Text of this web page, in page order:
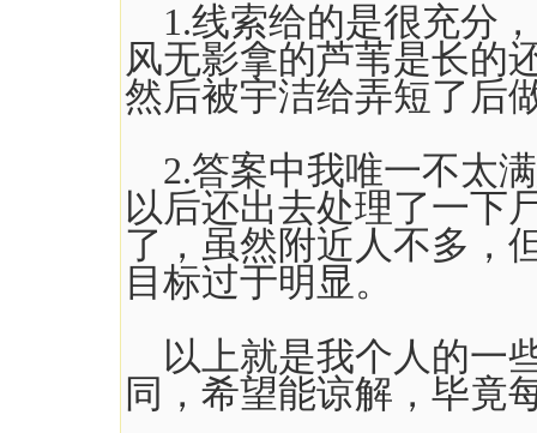
1.线索给的是很充分
风无影拿的芦苇是长的
然后被宇洁给弄短了后
2.答案中我唯一不太
以后还出去处理了一下
了，虽然附近人不多，
目标过于明显。
以上就是我个人的一
同，希望能谅解，毕竟